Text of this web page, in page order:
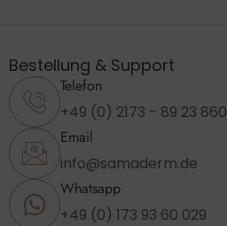
Bestellung & Support
Telefon
+49 (0) 2173 - 89 23 860
Email
info@samaderm.de
Whatsapp
+49 (0) 173 93 60 029